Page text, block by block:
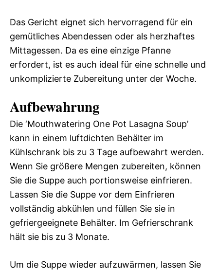
Das Gericht eignet sich hervorragend für ein
gemütliches Abendessen oder als herzhaftes
Mittagessen. Da es eine einzige Pfanne
erfordert, ist es auch ideal für eine schnelle und
unkomplizierte Zubereitung unter der Woche.
Aufbewahrung
Die ‘Mouthwatering One Pot Lasagna Soup’
kann in einem luftdichten Behälter im
Kühlschrank bis zu 3 Tage aufbewahrt werden.
Wenn Sie größere Mengen zubereiten, können
Sie die Suppe auch portionsweise einfrieren.
Lassen Sie die Suppe vor dem Einfrieren
vollständig abkühlen und füllen Sie sie in
gefriergeeignete Behälter. Im Gefrierschrank
hält sie bis zu 3 Monate.
Um die Suppe wieder aufzuwärmen, lassen Sie